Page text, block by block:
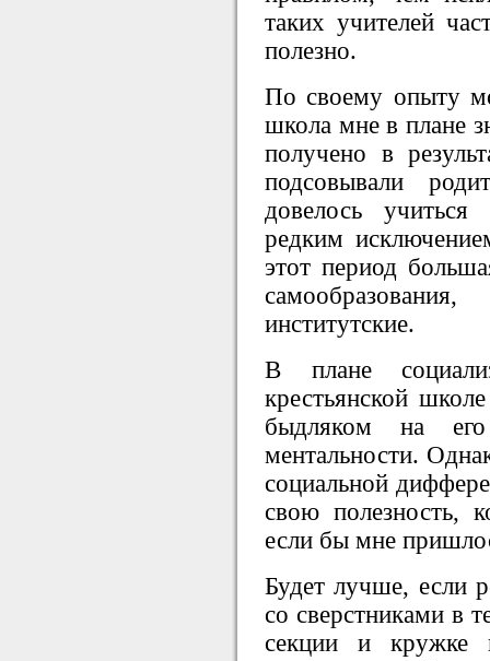
таких учителей
полезно.
По своему опыту
школа мне в плане
получено в
подсовывали
довелось
редким
этот период
институтские.
В плане
крестьянской
быдляком на
ментальности.
социальной
свою полезность,
если бы мне
Будет лучше, если
со сверстниками в
секции и кружке